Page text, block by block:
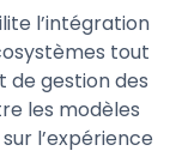
l’intégration
tout
de gestion des
les modèles
l’expérience